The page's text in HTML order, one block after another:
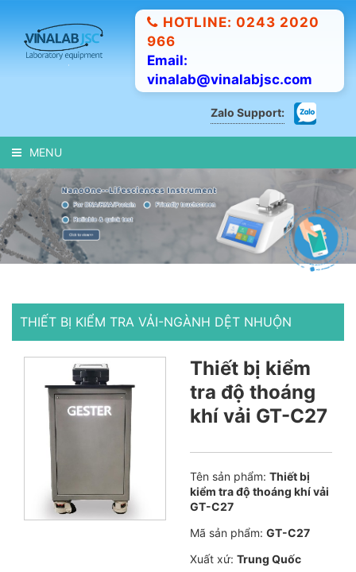
HOTLINE: 0243 2020
966
Email:
vinalab@vinalabjsc.com
Zalo Support:
MENU
THIẾT BỊ KIỂM TRA VẢI-NGÀNH DỆT NHUỘN
Thiết bị kiểm
tra độ thoáng
khí vải GT-C27
Tên sản phẩm: Thiết bị
kiểm tra độ thoáng khí vải
GT-C27
Mã sản phẩm: GT-C27
Xuất xứ: Trung Quốc